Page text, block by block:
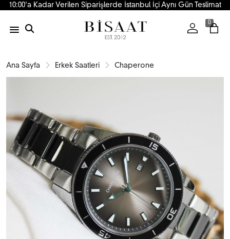
10:00'a Kadar Verilen Siparişlerde İstanbul İçi Aynı Gün Teslimat
0
Ana Sayfa Erkek Saatleri Chaperone